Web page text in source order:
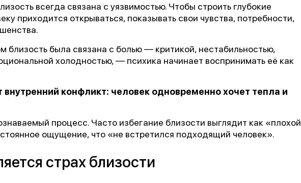
всегда связана с уязвимостью. Чтобы строить глубокие
приходится открываться, показывать свои чувства, потребности,
близость была связана с болью — критикой, нестабильностью,
холодностью, — психика начинает воспринимать её как
внутренний конфликт: человек одновременно хочет тепла и
процесс. Часто избегание близости выглядит как «плохой
ощущение, что «не встретился подходящий человек».
страх близости